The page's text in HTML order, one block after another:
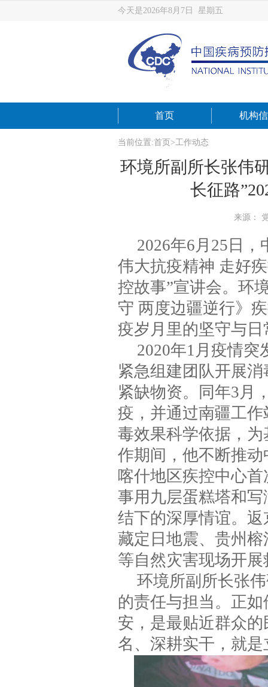
今天是2026年8月7日 星期五
首页 机构
当前位置:首页 >工作动态
环境所副所长张伟
长征路
来源：
2026年6月25日
伟大抗疫精神 走好
控故事”宣讲会。环
守 两度边疆逆行》
疫岁月里的坚守与
2020年1月疫情
紧急组建团队开展
紧缺物资。同年3月
疫，并通过南疆工
毒效果科学依据，
作期间，他不断推
喀什地区疾控中心
事用九层蛋糕塔和
结下的深厚情谊。
藏定日地震、贵州
等自然灾害现场开
环境所副所长张
的责任与担当。正
安，是最贴近群众
名、深耕实干，就